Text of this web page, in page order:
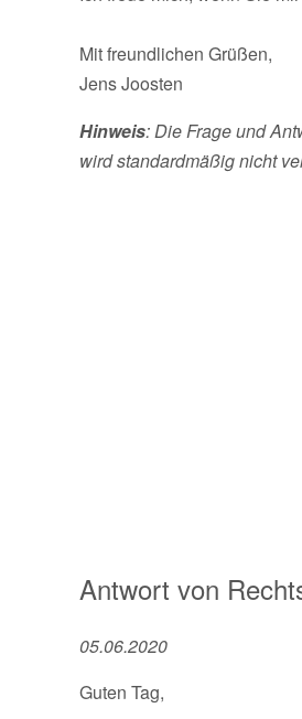
Mit freundlichen Grüßen,
Jens Joosten
Hinweis: Die Frage und
wird standardmäßig nicht
Antwort von
05.06.2020
Guten Tag,